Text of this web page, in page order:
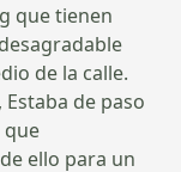
que tienen
de la calle.
de paso
que
ello para un